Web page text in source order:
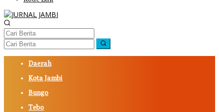
Daerah
Kota Jambi
Bungo
Tebo